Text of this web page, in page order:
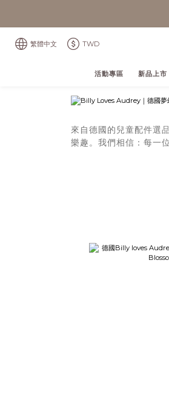
繁體中文 TWD
活動專區 新品上市
來自德國的兒童配件選
樂趣。我們相信：每一